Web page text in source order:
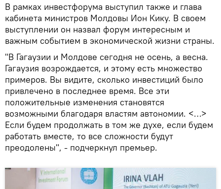
В рамках инвестфорума выступил также и глава
кабинета министров Молдовы Ион Кику. В своем
выступлении он назвал форум интересным и
важным событием в экономической жизни страны.
"В Гагаузии и Молдове сегодня не осень, а весна.
Гагаузия возрождается, и этому есть множество
примеров. Вы видите, сколько инвестиций было
привлечено в последнее время. Все эти
положительные изменения становятся
возможными благодаря властям автономии. <…>
Если будем продолжать в том же духе, если будем
работать вместе, то все сложности будут
преодолены", - подчеркнул премьер.